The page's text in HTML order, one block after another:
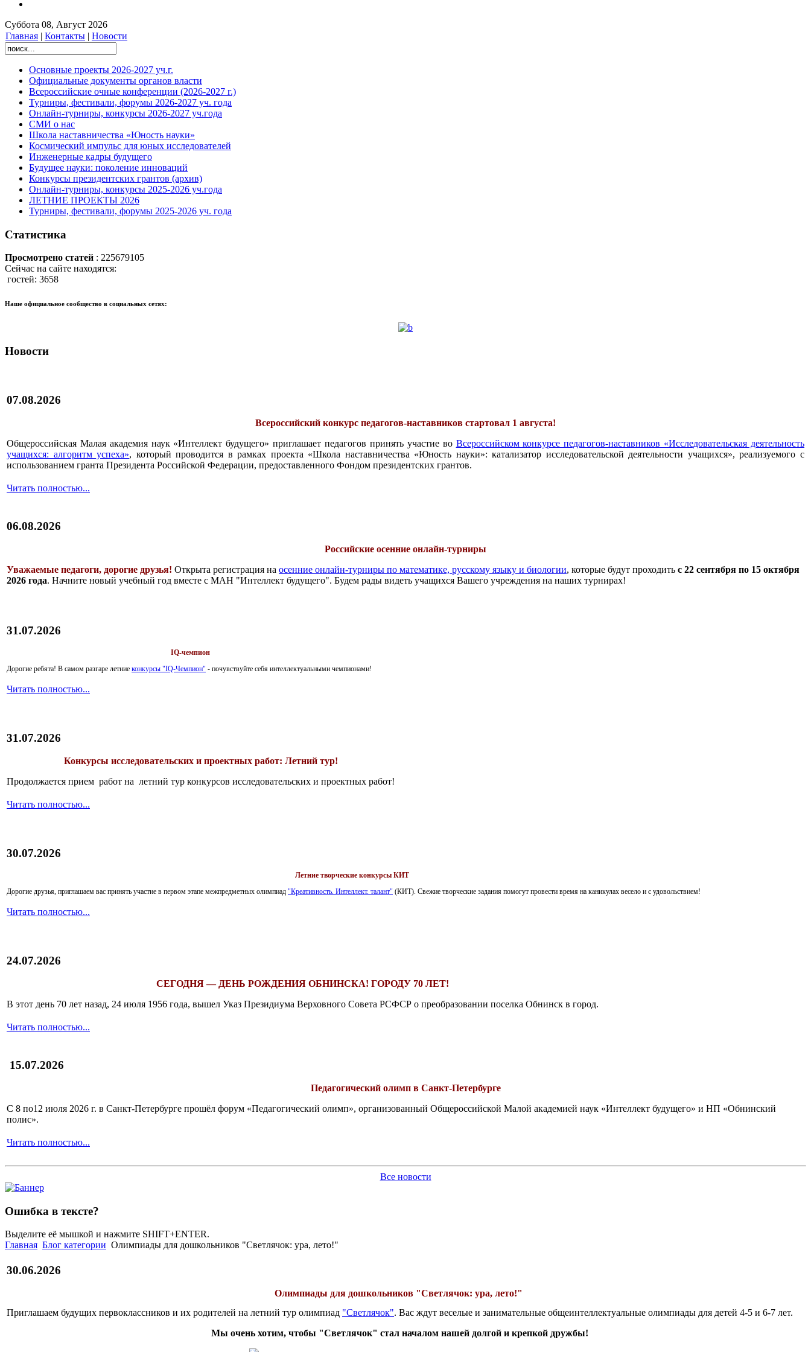
Суббота 08, Август 2026
Главная | Контакты | Новости
Основные проекты 2026-2027 уч.г.
Официальные документы органов власти
Всероссийские очные конференции (2026-2027 г.)
Турниры, фестивали, форумы 2026-2027 уч. года
Онлайн-турниры, конкурсы 2026-2027 уч.года
СМИ о нас
Школа наставничества «Юность науки»
Космический импульс для юных исследователей
Инженерные кадры будущего
Будущее науки: поколение инноваций
Конкурсы президентских грантов (архив)
Онлайн-турниры, конкурсы 2025-2026 уч.года
ЛЕТНИЕ ПРОЕКТЫ 2026
Турниры, фестивали, форумы 2025-2026 уч. года
Статистика
Просмотрено статей : 225679105
Сейчас на сайте находятся:
гостей: 3658
Наше официальное сообщество в социальных сетях:
Новости
07.08.2026
Всероссийский конкурс педагогов-наставников стартовал 1 августа!
Общероссийская Малая академия наук «Интеллект будущего» приглашает педагогов принять участие во Всероссийском конкурсе педагогов-наставников «Исследовательская деятельность
учащихся: алгоритм успеха», который проводится в рамках проекта «Школа наставничества «Юность науки»: катализатор исследовательской деятельности учащихся», реализуемого с
использованием гранта Президента Российской Федерации, предоставленного Фондом президентских грантов.
Читать полностью...
06.08.2026
Российские осенние онлайн-турниры
Уважаемые педагоги, дорогие друзья! Открыта регистрация на осенние онлайн-турниры по математике, русскому языку и биологии, которые будут проходить с 22 сентября по 15 октября
2026 года. Начните новый учебный год вместе с МАН "Интеллект будущего". Будем рады видеть учащихся Вашего учреждения на наших турнирах!
31.07.2026
IQ-чемпион
Дорогие ребята! В самом разгаре летние конкурсы "IQ-Чемпион" - почувствуйте себя интеллектуальными чемпионами!
Читать полностью...
31.07.2026
Конкурсы исследовательских и проектных работ: Летний тур!
Продолжается прием работ на летний тур конкурсов исследовательских и проектных работ!
Читать полностью...
30.07.2026
Летние творческие конкурсы КИТ
Дорогие друзья, приглашаем вас принять участие в первом этапе межпредметных олимпиад "Креативность. Интеллект. талант" (КИТ). Свежие творческие задания помогут провести время на каникулах весело и с удовольствием!
Читать полностью...
24.07.2026
СЕГОДНЯ — ДЕНЬ РОЖДЕНИЯ ОБНИНСКА! ГОРОДУ 70 ЛЕТ!
В этот день 70 лет назад, 24 июля 1956 года, вышел Указ Президиума Верховного Совета РСФСР о преобразовании поселка Обнинск в город.
Читать полностью...
15.07.2026
Педагогический олимп в Санкт-Петербурге
С 8 по12 июля 2026 г. в Санкт-Петербурге прошёл форум «Педагогический олимп», организованный Общероссийской Малой академией наук «Интеллект будущего» и НП «Обнинский
полис».
Читать полностью...
Все новости
Ошибка в тексте?
Выделите её мышкой и нажмите SHIFT+ENTER.
Главная Блог категории Олимпиады для дошкольников "Светлячок: ура, лето!"
30.06.2026
Олимпиады для дошкольников "Светлячок: ура, лето!"
Приглашаем будущих первоклассников и их родителей на летний тур олимпиад "Светлячок". Вас ждут веселые и занимательные общеинтеллектуальные олимпиады для детей 4-5 и 6-7 лет.
Мы очень хотим, чтобы "Светлячок" стал началом нашей долгой и крепкой дружбы!